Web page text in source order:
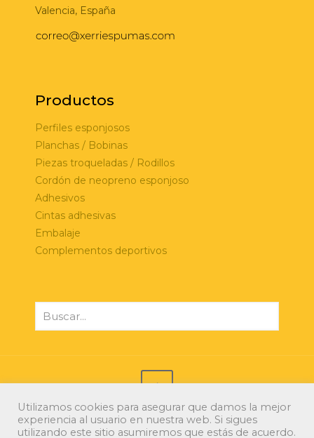
Valencia, España
Productos
Perfiles esponjosos
Planchas / Bobinas
Piezas troqueladas / Rodillos
Cordón de neopreno esponjoso
Adhesivos
Cintas adhesivas
Embalaje
Complementos deportivos
© 2021 Xerri Espumas. Todos los derechos
Utilizamos cookies para asegurar que damos la mejor
experiencia al usuario en nuestra web. Si sigues
utilizando este sitio asumiremos que estás de acuerdo.